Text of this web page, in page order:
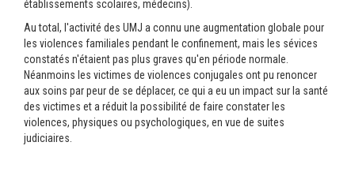
établissements scolaires, médecins).
Au total, l'activité des UMJ a connu une augmentation globale pour
les violences familiales pendant le confinement, mais les sévices
constatés n'étaient pas plus graves qu'en période normale.
Néanmoins les victimes de violences conjugales ont pu renoncer
aux soins par peur de se déplacer, ce qui a eu un impact sur la santé
des victimes et a réduit la possibilité de faire constater les
violences, physiques ou psychologiques, en vue de suites
judiciaires.